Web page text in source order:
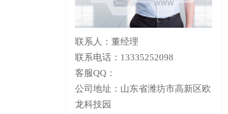
联系人：董经理
联系电话：13335252098
客服QQ：
公司地址：山东省潍坊市高新区欧
龙科技园